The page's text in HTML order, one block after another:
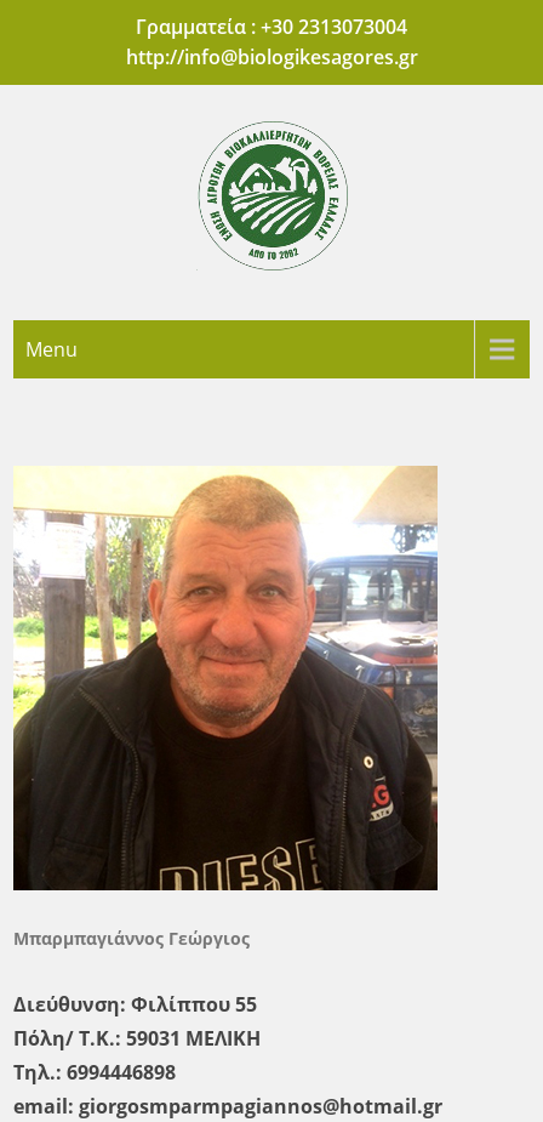
content
Γραμματεία : +30 2313073004
http://info@biologikesagores.gr
'Ενωση Αγροτών
Βιοκαλλιεργητών
Βόρειας Ελλάδας
Menu
Μπαρμπαγιάννος Γεώργιος
Διεύθυνση: Φιλίππου 55
Πόλη/ Τ.Κ.: 59031 ΜΕΛΙΚΗ
Τηλ.: 6994446898
email:giorgosmparmpagiannos@hotmail.gr